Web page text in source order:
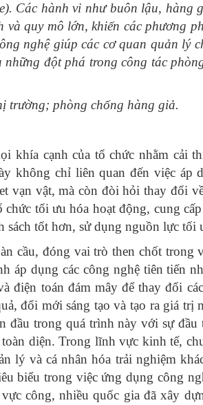
Các hành vi như buôn lậu, hàng
quy mô lớn, khiến các phương
nghệ giúp các cơ quan quản lý
đột phá trong công tác
trường; phòng chống hàng giả.
khía cạnh của tổ chức nhằm cải
không chỉ liên quan đến việc áp
vạn vật, mà còn đòi hỏi thay đổi
tối ưu hóa hoạt động, cung
tốt hơn, sử dụng nguồn lực tối
cầu, đóng vai trò then chốt trong
áp dụng các công nghệ tiên tiến
điện toán đám mây để thay đổi
đổi mới sáng tạo và tạo ra giá trị
đầu trong quá trình này với sự đầu
diện. Trong lĩnh vực kinh tế,
lý và cá nhân hóa trải nghiệm
biểu trong việc ứng dụng công
công, nhiều quốc gia đã xây